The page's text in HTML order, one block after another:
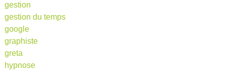
gestion
gestion du temps
google
graphiste
greta
hypnose